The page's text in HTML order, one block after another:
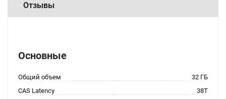
Отзывы
Основные
Общий объем
32 ГБ
CAS Latency
38T